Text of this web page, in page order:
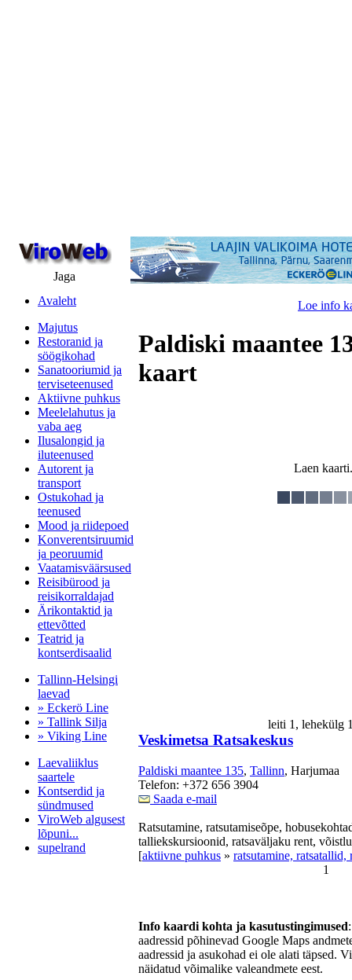
Jaga
Avaleht
Majutus
Restoranid ja
söögikohad
Sanatooriumid ja
terviseteenused
Aktiivne puhkus
Meelelahutus ja
vaba aeg
Ilusalongid ja
iluteenused
Autorent ja
transport
Ostukohad ja
teenused
Mood ja riidepoed
Konverentsiruumid
ja peoruumid
Vaatamisväärsused
Reisibürood ja
reisikorraldajad
Ärikontaktid ja
ettevõtted
Teatrid ja
kontserdisaalid
Tallinn-Helsingi
laevad
» Eckerö Line
» Tallink Silja
» Viking Line
Laevaliiklus
saartele
Kontserdid ja
sündmused
ViroWeb algusest
lõpuni...
supelrand
Loe info
Paldiski maantee
kaart
Laen
leiti 1,
Veskimetsa Ratsakeskus
Paldiski maantee 135, Tallinn, Harjumaa
Telefon: +372 656 3904
Saada e-mail
Ratsutamine, ratsutamiseõpe,
talliekskursioonid, ratsaväljaku rent,
[aktiivne puhkus » ratsutamine, ratsatallid,
1
Info kaardi kohta ja kasutustingimused
aadressid põhinevad Google Maps
aadressid ja asukohad ei ole alati täpsed.
näidatud võimalike valeandmete eest.